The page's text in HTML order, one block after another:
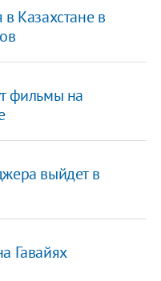
Казахстане в
фильмы на
выйдет в
Гавайях